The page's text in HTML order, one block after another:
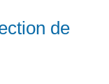
de